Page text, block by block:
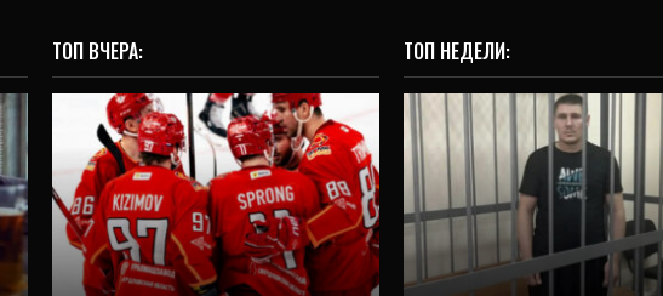
ТОП ВЧЕРА:
ВИДЕО
Седьмая победа
«Автомобилиста» подряд:
обыграли «Локомотив» в
день рождения «УГМК…
6 Авг, 2026
ТОП НЕДЕЛИ:
ОБЩЕСТВО
Арестован охранник,
стрелявший в 11-
мальчика с
заброшенной…
2 Авг, 2026